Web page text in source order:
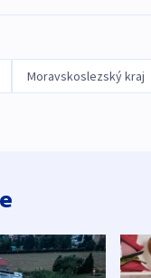
Moravskoslezský kraj